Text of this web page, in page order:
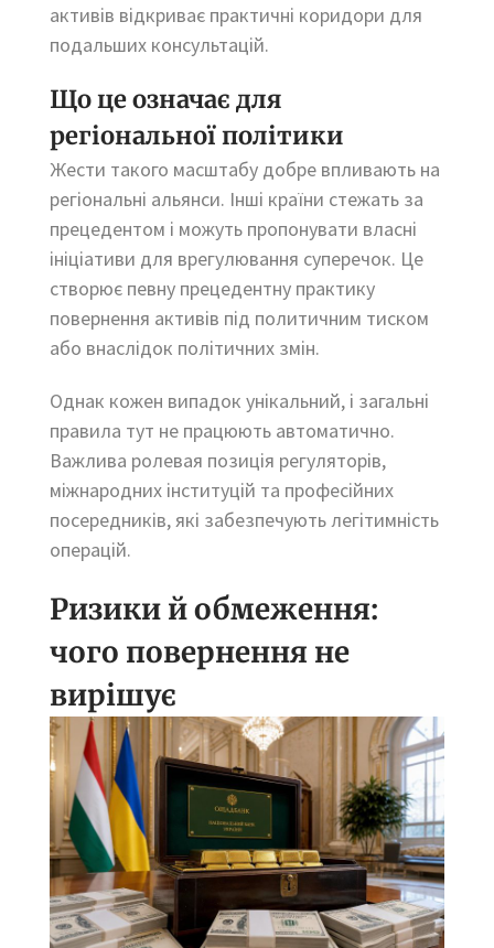
активів відкриває практичні коридори для
подальших консультацій.
Що це означає для
регіональної політики
Жести такого масштабу добре впливають на
регіональні альянси. Інші країни стежать за
прецедентом і можуть пропонувати власні
ініціативи для врегулювання суперечок. Це
створює певну прецедентну практику
повернення активів під политичним тиском
або внаслідок політичних змін.
Однак кожен випадок унікальний, і загальні
правила тут не працюють автоматично.
Важлива ролевая позиція регуляторів,
міжнародних інституцій та професійних
посередників, які забезпечують легітимність
операцій.
Ризики й обмеження:
чого повернення не
вирішує